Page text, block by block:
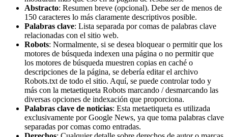
Abstracto: Resumen breve (opcional). Debe ser de menos de
150 caracteres lo más claramente descriptivos posible.
Palabras clave: Lista separada por comas de palabras clave
relacionadas con el sitio web.
Robots: Normalmente, si se desea bloquear o permitir que los
motores de búsqueda indexen una página o no permitir que
los motores de búsqueda muestren copias en caché o
descripciones de la página, se debería editar el archivo
Robots.txt de todo el sitio. Aquí, se puede controlar todo y
más con la metaetiqueta Robots marcando / desmarcando las
diversas opciones de indexación que proporciona.
Palabras clave de noticias: Esta metaetiqueta es utilizada
exclusivamente por Google News, ya que toma palabras clave
separadas por comas como entradas.